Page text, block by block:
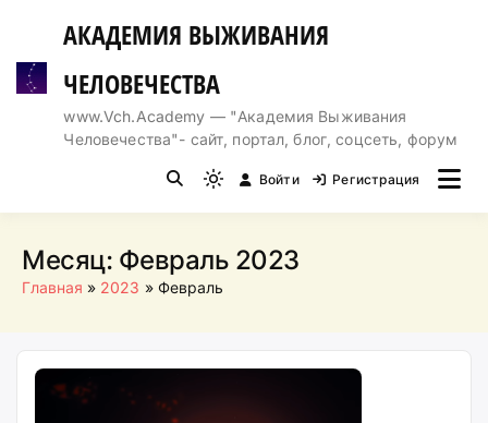
содержимому
АКАДЕМИЯ ВЫЖИВАНИЯ
ЧЕЛОВЕЧЕСТВА
www.Vch.Academy — "Академия Выживания
Человечества"- сайт, портал, блог, соцсеть, форум
Light
mode
(click
to
switch
Войти Регистрация
Месяц: Февраль 2023
Главная 2023 Февраль